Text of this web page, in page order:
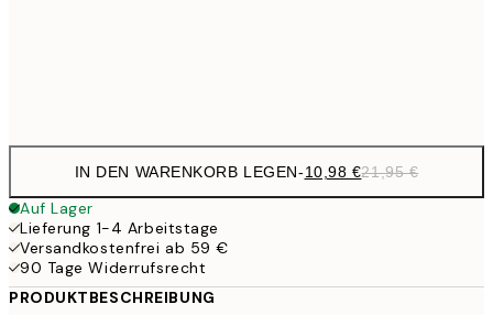
IN DEN WARENKORB LEGEN-10,98 €21,95 €
Auf Lager
Lieferung 1-4 Arbeitstage
Versandkostenfrei ab 59 €
90 Tage Widerrufsrecht
PRODUKTBESCHREIBUNG